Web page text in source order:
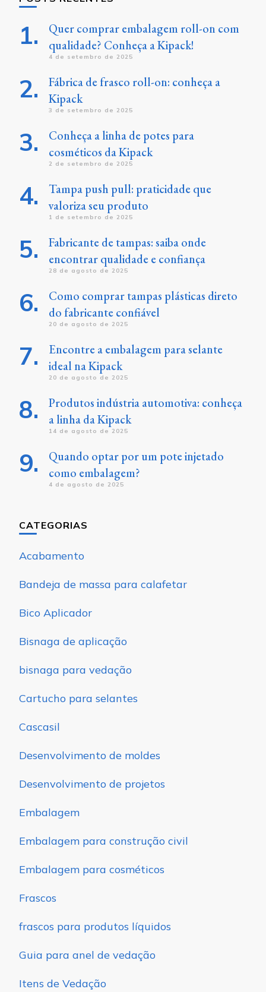
Quer comprar embalagem roll-on com
qualidade? Conheça a Kipack!
4 de setembro de 2025
Fábrica de frasco roll-on: conheça a
Kipack
3 de setembro de 2025
Conheça a linha de potes para
cosméticos da Kipack
2 de setembro de 2025
Tampa push pull: praticidade que
valoriza seu produto
1 de setembro de 2025
Fabricante de tampas: saiba onde
encontrar qualidade e confiança
28 de agosto de 2025
Como comprar tampas plásticas direto
do fabricante confiável
20 de agosto de 2025
Encontre a embalagem para selante
ideal na Kipack
20 de agosto de 2025
Produtos indústria automotiva: conheça
a linha da Kipack
14 de agosto de 2025
Quando optar por um pote injetado
como embalagem?
4 de agosto de 2025
CATEGORIAS
Acabamento
Bandeja de massa para calafetar
Bico Aplicador
Bisnaga de aplicação
bisnaga para vedação
Cartucho para selantes
Cascasil
Desenvolvimento de moldes
Desenvolvimento de projetos
Embalagem
Embalagem para construção civil
Embalagem para cosméticos
Frascos
frascos para produtos líquidos
Guia para anel de vedação
Itens de Vedação